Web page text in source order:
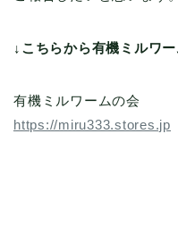
↓こちらから有機ミルワ
有機ミルワームの会
https://miru333.stores.jp